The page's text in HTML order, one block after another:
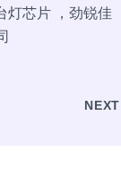
灯芯片 ，劲锐佳